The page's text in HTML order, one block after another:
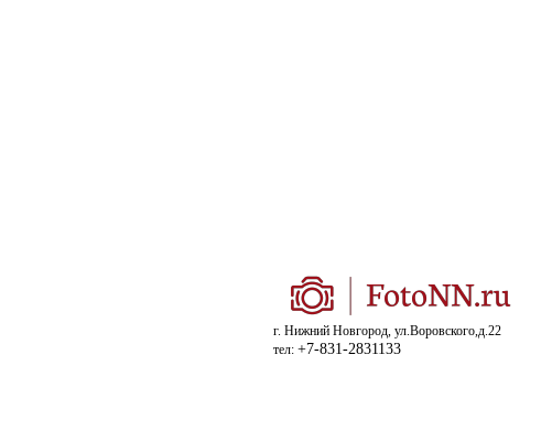
г. Нижний Новгород, ул.Воровского,д.22
тел: +7-831-2831133